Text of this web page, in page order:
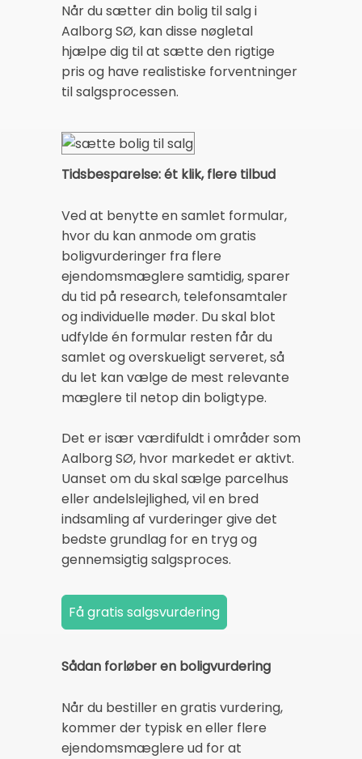
Når du sætter din bolig til salg i
Aalborg SØ, kan disse nøgletal
hjælpe dig til at sætte den rigtige
pris og have realistiske forventninger
til salgsprocessen.
Tidsbesparelse: ét klik, flere tilbud
Ved at benytte en samlet formular,
hvor du kan anmode om gratis
boligvurderinger fra flere
ejendomsmæglere samtidig, sparer
du tid på research, telefonsamtaler
og individuelle møder. Du skal blot
udfylde én formular resten får du
samlet og overskueligt serveret, så
du let kan vælge de mest relevante
mæglere til netop din boligtype.
Det er især værdifuldt i områder som
Aalborg SØ, hvor markedet er aktivt.
Uanset om du skal sælge parcelhus
eller andelslejlighed, vil en bred
indsamling af vurderinger give det
bedste grundlag for en tryg og
gennemsigtig salgsproces.
Sådan forløber en boligvurdering
Når du bestiller en gratis vurdering,
kommer der typisk en eller flere
ejendomsmæglere ud for at